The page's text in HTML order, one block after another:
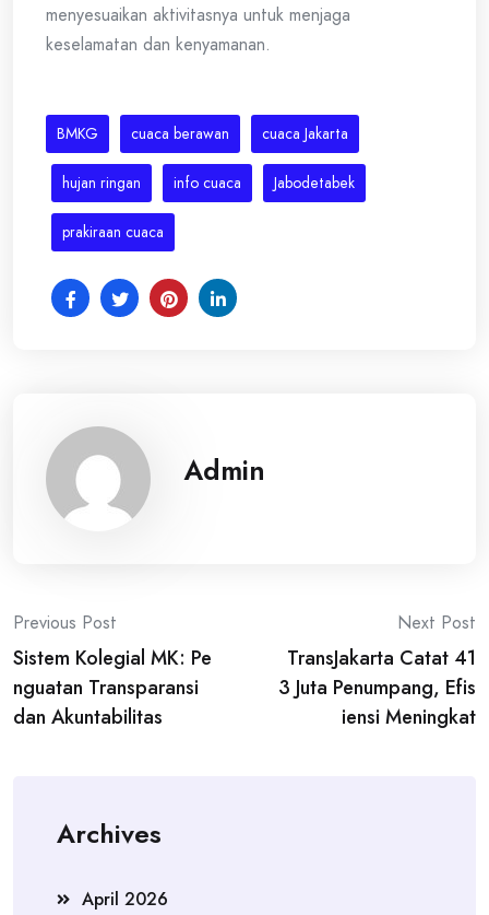
menyesuaikan aktivitasnya untuk menjaga
keselamatan dan kenyamanan.
BMKG cuaca berawan cuaca Jakarta
hujan ringan info cuaca Jabodetabek
prakiraan cuaca
Admin
Post
navigation
Previous Post
Sistem Kolegial MK: Pe
nguatan Transparansi
dan Akuntabilitas
Next Post
TransJakarta Catat 41
3 Juta Penumpang, Efis
iensi Meningkat
Archives
April 2026